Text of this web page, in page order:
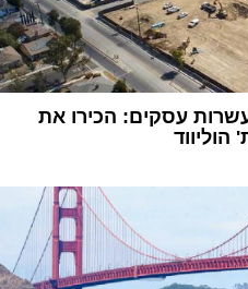
עסקים: הכירו את